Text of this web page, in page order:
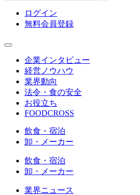
ログイン
無料会員登録
企業インタビュー
経営ノウハウ
業界動向
法令・食の安全
お役立ち
FOODCROSS
飲食・宿泊
卸・メーカー
飲食・宿泊
卸・メーカー
業界ニュース